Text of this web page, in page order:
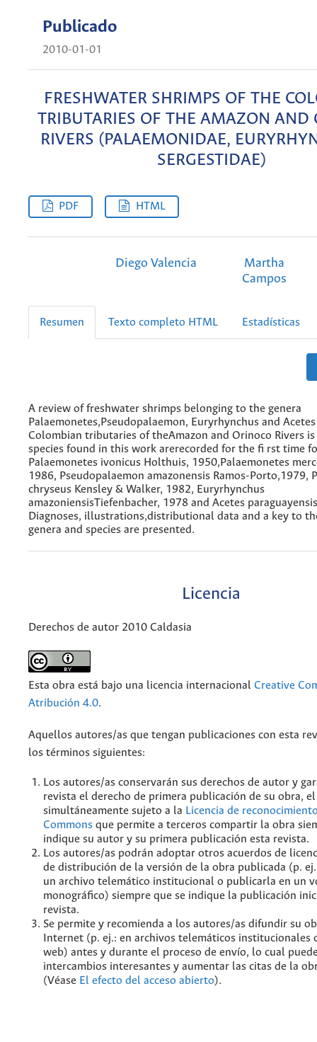
Publicado
2010-01-01
FRESHWATER SHRIMPS OF THE
TRIBUTARIES OF THE AMAZON AND
RIVERS (PALAEMONIDAE,
SERGESTIDAE)
PDF HTML
Diego Valencia
Martha
Campos
Resumen Texto completo HTML Estadísticas
A review of freshwater shrimps belonging to the genera
Palaemonetes,Pseudopalaemon, Euryrhynchus and
Colombian tributaries of theAmazon and Orinoco Rivers
species found in this work arerecorded for the fi rst time
Palaemonetes ivonicus Holthuis, 1950,Palaemonetes
1986, Pseudopalaemon amazonensis Ramos-Porto,1979,
chryseus Kensley & Walker, 1982, Euryrhynchus
amazoniensisTiefenbacher, 1978 and Acetes
Diagnoses, illustrations,distributional data and a key to
genera and species are presented.
Licencia
Derechos de autor 2010 Caldasia
Esta obra está bajo una licencia internacional Creative
Atribución 4.0.
Aquellos autores/as que tengan publicaciones con esta
los términos siguientes:
Los autores/as conservarán sus derechos de autor y
revista el derecho de primera publicación de su obra,
simultáneamente sujeto a la Licencia de
Commons que permite a terceros compartir la obra
indique su autor y su primera publicación esta revista.
Los autores/as podrán adoptar otros acuerdos de
de distribución de la versión de la obra publicada (p.
un archivo telemático institucional o publicarla en un
monográfico) siempre que se indique la publicación
revista.
Se permite y recomienda a los autores/as difundir su
Internet (p. ej.: en archivos telemáticos institucionales
web) antes y durante el proceso de envío, lo cual
intercambios interesantes y aumentar las citas de la
(Véase El efecto del acceso abierto).